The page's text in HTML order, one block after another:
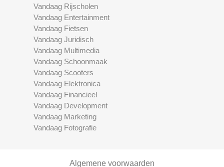
Vandaag Rijscholen
Vandaag Entertainment
Vandaag Fietsen
Vandaag Juridisch
Vandaag Multimedia
Vandaag Schoonmaak
Vandaag Scooters
Vandaag Elektronica
Vandaag Financieel
Vandaag Development
Vandaag Marketing
Vandaag Fotografie
Algemene voorwaarden